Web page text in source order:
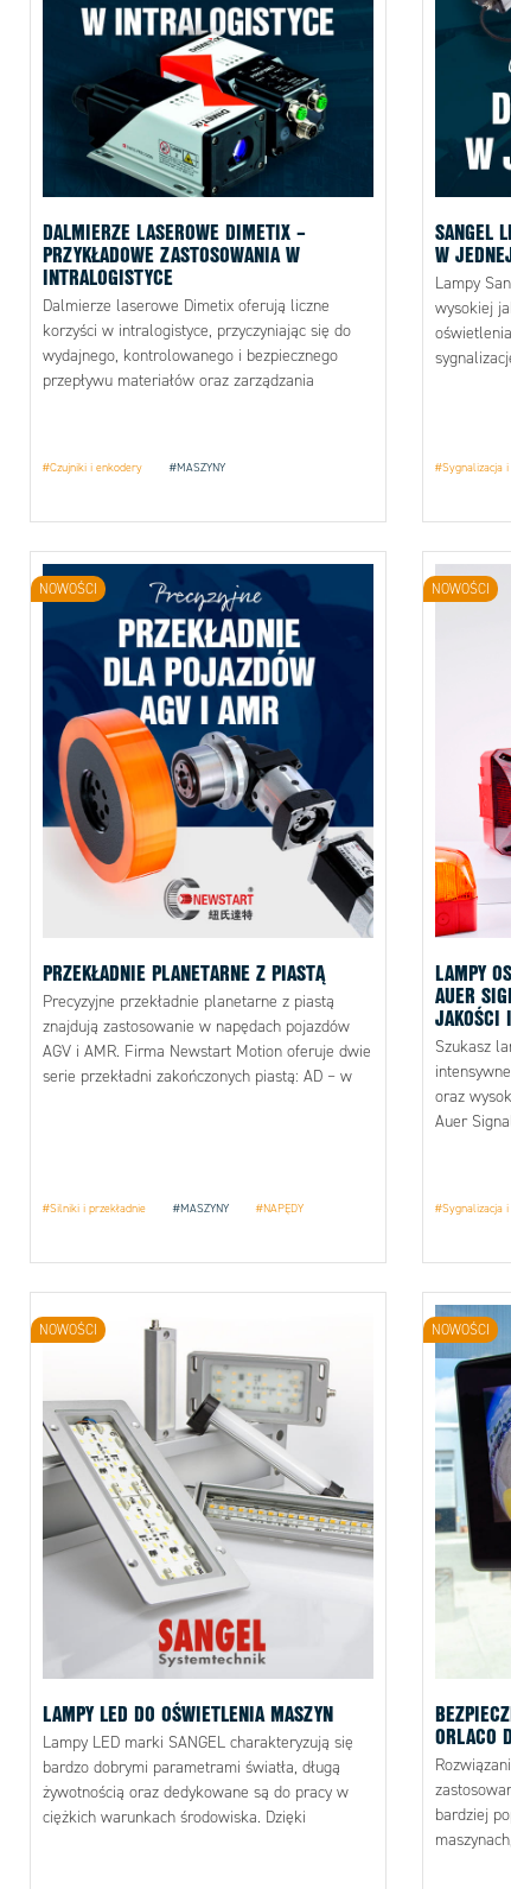
DALMIERZE LASEROWE DIMETIX –
PRZYKŁADOWE ZASTOSOWANIA W
INTRALOGISTYCE
Dalmierze laserowe Dimetix oferują liczne
korzyści w intralogistyce, przyczyniając się do
wydajnego, kontrolowanego i bezpiecznego
przepływu materiałów oraz zarządzania
#Czujniki i enkodery #MASZYNY
SANGEL
W
Lampy
wysokiej
#Sygnalizacja
PRZEKŁADNIE PLANETARNE Z PIASTĄ
Precyzyjne przekładnie planetarne z piastą
znajdują zastosowanie w napędach pojazdów
AGV i AMR. Firma Newstart Motion oferuje dwie
serie przekładni zakończonych piastą: AD – w
#Silniki i przekładnie #MASZYNY #NAPĘDY
NOWOŚCI
LAMPY
AUER
JAKOŚCI
Szukasz
oraz
Auer
#Sygnalizacja
NOWOŚCI
LAMPY LED DO OŚWIETLENIA MASZYN
Lampy LED marki SANGEL charakteryzują się
bardzo dobrymi parametrami światła, długą
żywotnością oraz dedykowane są do pracy w
ciężkich warunkach środowiska. Dzięki
NOWOŚCI
ORLACO
bardziej
NOWOŚCI